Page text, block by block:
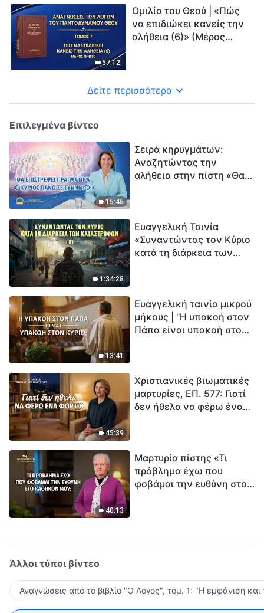
57:12
Ομιλία του Θεού | «Πώς
να επιδιώκει κανείς την
αλήθεια (6)» (Μέρος
Δείτε περισσότερα
Επιλεγμένα βίντεο
15:45
Σειρά κηρυγμάτων:
Αναζητώντας την
αλήθεια στην πίστη «Θα
1:34:28
Ευαγγελική Ταινία
«Συναντώντας τον Κύριο
κατά τη διάρκεια των
εξαφάνισης». Οι
καταστροφές χτυπούν.
Ξεκινά η αντίστροφη
13:41
Ευαγγελική ταινία μικρού
μήκους | "Η υπακοή στον
Πάπα είναι υπακοή στον
45:39
Χριστιανικές βιωματικές
μαρτυρίες, ΕΠ. 577: Γιατί
δεν ήθελα να φέρω ένα
40:13
Μαρτυρία πίστης «Τι
πρόβλημα έχω που
φοβάμαι την ευθύνη στο
Άλλοι τύποι βίντεο
Αναγνώσεις από το βιβλίο "Ο Λόγος", τόμ. 1: "Η εμφάνιση